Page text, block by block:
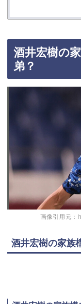
酒井宏樹の
弟？
画像引用元
酒井宏樹の家族